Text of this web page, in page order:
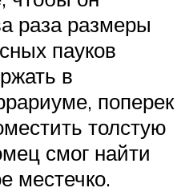
раза размеры
пауков
в
поперек
толстую
смог найти
местечко.